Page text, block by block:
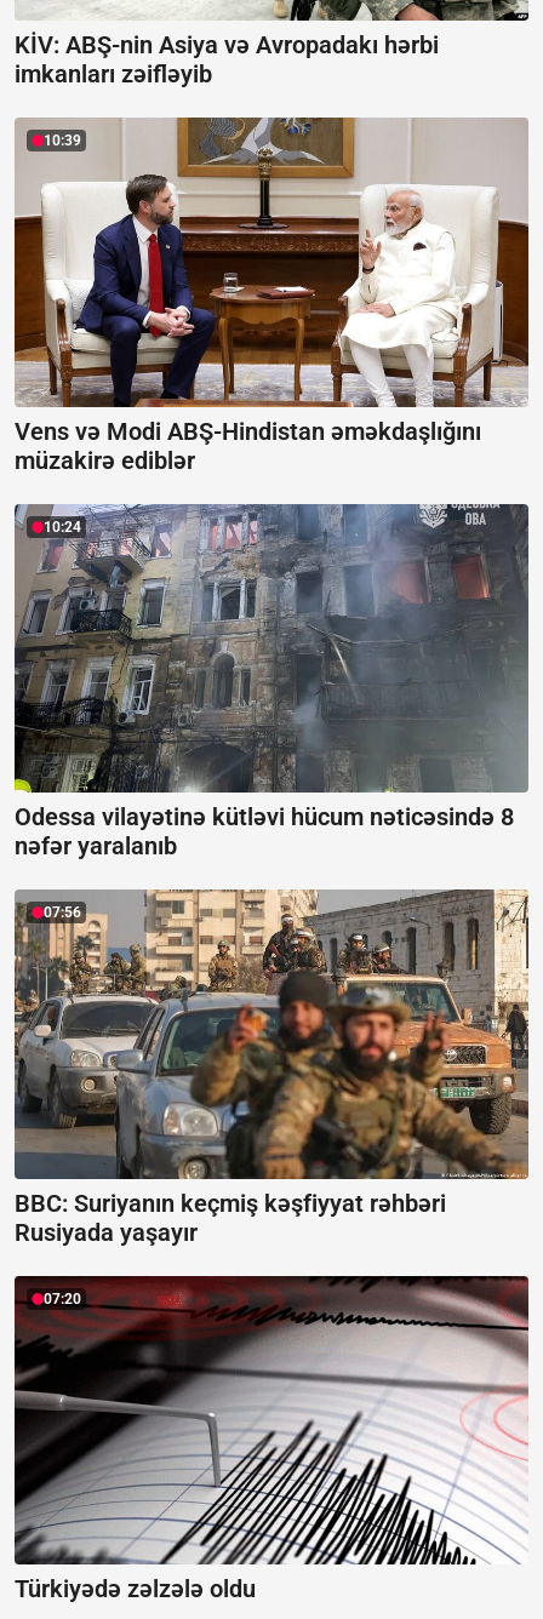
KİV: ABŞ-nin Asiya və Avropadakı hərbi
imkanları zəifləyib
10:39
Vens və Modi ABŞ-Hindistan əməkdaşlığını
müzakirə ediblər
10:24
Odessa vilayətinə kütləvi hücum nəticəsində 8
nəfər yaralanıb
07:56
BBC: Suriyanın keçmiş kəşfiyyat rəhbəri
Rusiyada yaşayır
07:20
Türkiyədə zəlzələ oldu